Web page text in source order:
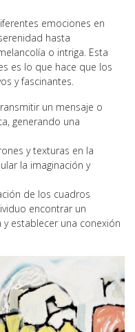
emociones en
hasta
o intriga. Esta
es lo que hace que los
y fascinantes.
un mensaje o
generando una
y texturas en la
la imaginación y
de los cuadros
encontrar un
establecer una conexión